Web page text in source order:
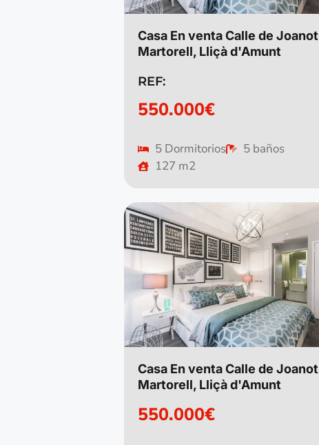
Casa En venta Calle de Joanot
Martorell, Lliçà d'Amunt
REF:
550.000€
5 Dormitorios
5 baños
127 m2
Casa En venta Calle de Joanot
Martorell, Lliçà d'Amunt
550.000€